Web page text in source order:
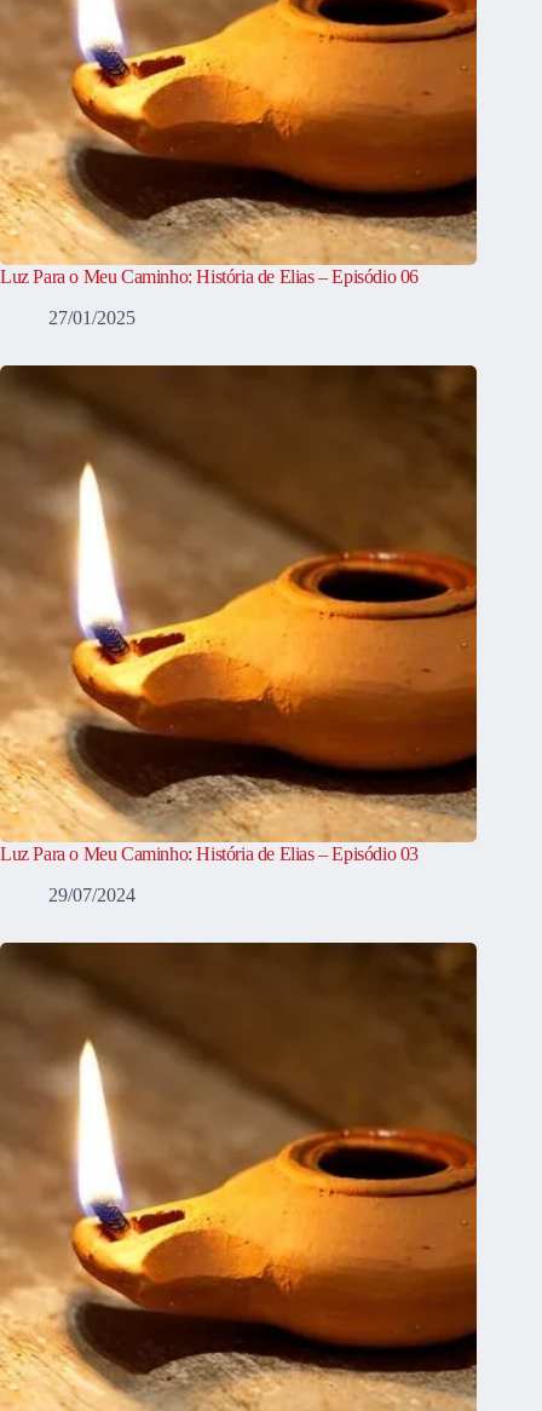
Luz Para o Meu Caminho: História de Elias – Episódio 06
27/01/2025
Luz Para o Meu Caminho: História de Elias – Episódio 03
29/07/2024